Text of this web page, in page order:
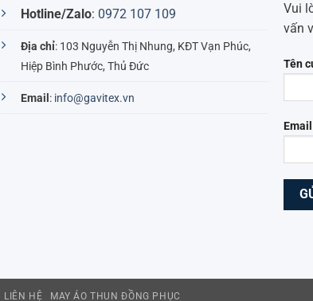
Hotline/Zalo: 0972 107 109
Địa chỉ: 103 Nguyễn Thị Nhung, KĐT Vạn Phúc,
Hiệp Bình Phước, Thủ Đức
Email : info@gavitex.vn
Vui
vấn
Tên
LIÊN HỆ MAY ÁO THUN ĐỒNG PHỤC